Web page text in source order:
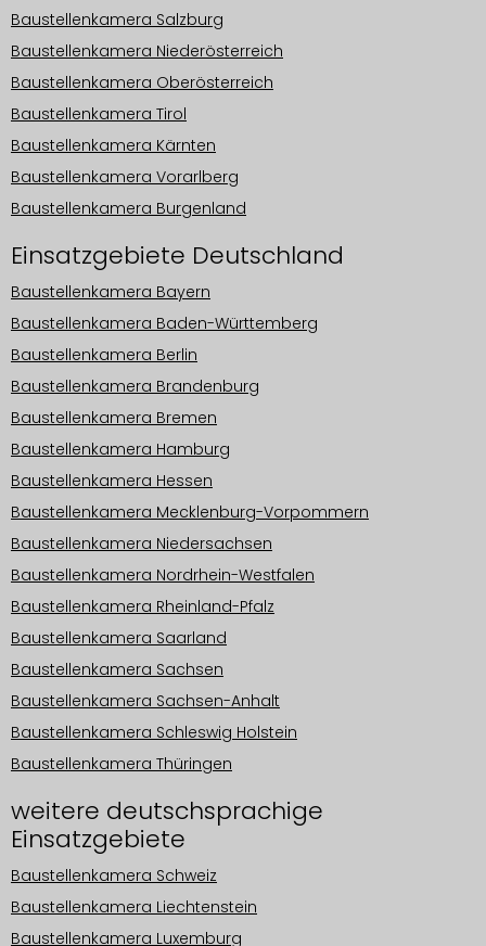
Baustellenkamera Salzburg
Baustellenkamera Niederösterreich
Baustellenkamera Oberösterreich
Baustellenkamera Tirol
Baustellenkamera Kärnten
Baustellenkamera Vorarlberg
Baustellenkamera Burgenland
Einsatzgebiete Deutschland
Baustellenkamera Bayern
Baustellenkamera Baden-Württemberg
Baustellenkamera Berlin
Baustellenkamera Brandenburg
Baustellenkamera Bremen
Baustellenkamera Hamburg
Baustellenkamera Hessen
Baustellenkamera Mecklenburg-Vorpommern
Baustellenkamera Niedersachsen
Baustellenkamera Nordrhein-Westfalen
Baustellenkamera Rheinland-Pfalz
Baustellenkamera Saarland
Baustellenkamera Sachsen
Baustellenkamera Sachsen-Anhalt
Baustellenkamera Schleswig Holstein
Baustellenkamera Thüringen
weitere deutschsprachige
Einsatzgebiete
Baustellenkamera Schweiz
Baustellenkamera Liechtenstein
Baustellenkamera Luxemburg